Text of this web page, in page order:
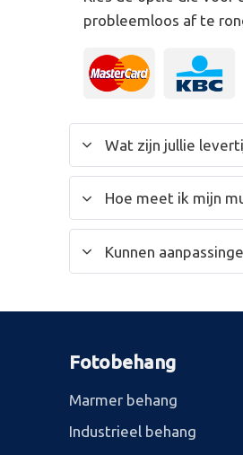
probleemloos af te
Wat zijn jullie
Hoe meet ik mijn
Kunnen
Fotobehang
Marmer behang
Industrieel behang